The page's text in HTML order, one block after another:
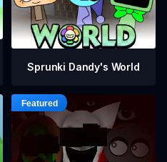
Sprunki Dandy's World